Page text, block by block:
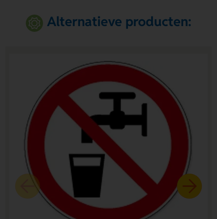
Alternatieve producten: